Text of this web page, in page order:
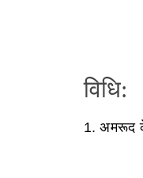
विधि:
1. अमरूद